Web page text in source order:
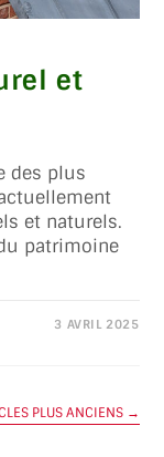
et
des plus
et naturels.
patrimoine
3 AVRIL 2025
PLUS ANCIENS →